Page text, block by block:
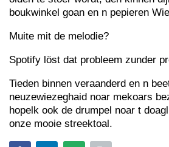
boukwinkel goan en n pepieren
Muite mit de melodie?
Spotify löst dat probleem zunder
Tieden binnen veraanderd en n
neuzewiezeghaid noar mekoars
hopelk ook de drumpel noar t
onze mooie streektoal.